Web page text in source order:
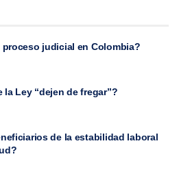
judicial en Colombia?
la Ley “dejen de fregar”?
de la estabilidad laboral